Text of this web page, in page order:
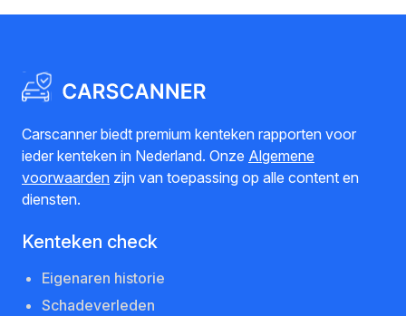
Carscanner biedt premium kenteken rapporten voor
ieder kenteken in Nederland. Onze Algemene
voorwaarden zijn van toepassing op alle content en
diensten.
Kenteken check
Eigenaren historie
Schadeverleden